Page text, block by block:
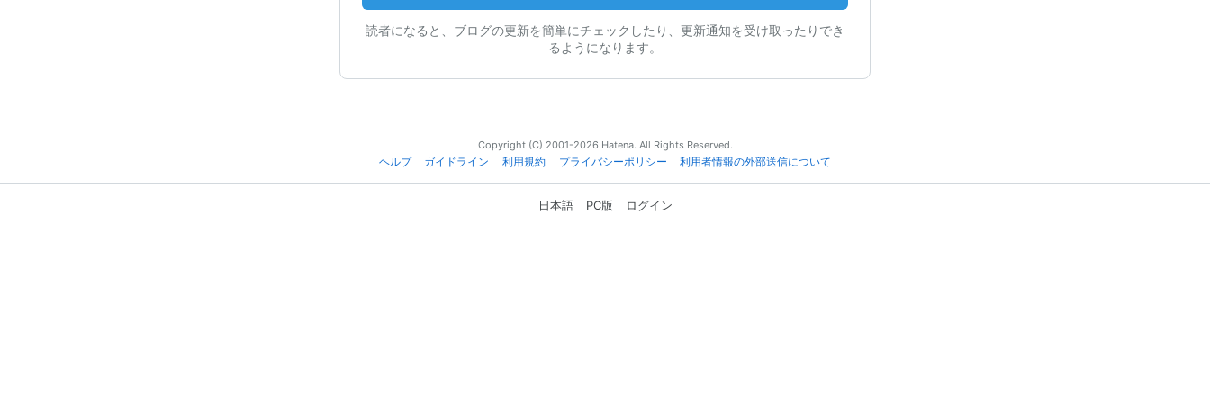
読者になると、ブログの更新を簡単にチェックしたり、更新通知を受け取ったりでき
るようになります。
Copyright (C) 2001-2026 Hatena. All Rights Reserved.
ヘルプ
ガイドライン 利用規約 プライバシーポリシー 利用者情報の外部送信について
日本語 PC版 ログイン